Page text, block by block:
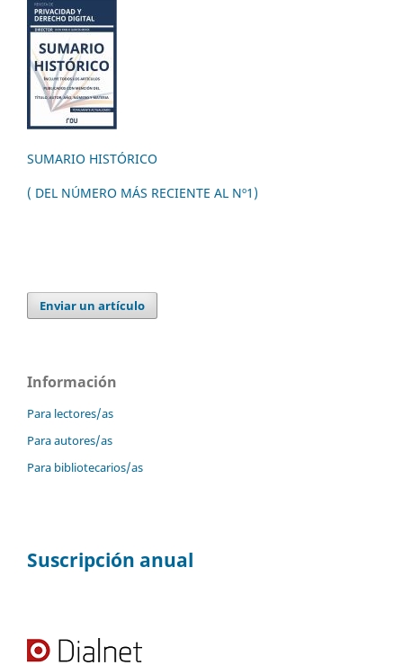
SUMARIO HISTÓRICO
( DEL NÚMERO MÁS RECIENTE AL Nº1)
Enviar un artículo
Información
Para lectores/as
Para autores/as
Para bibliotecarios/as
Suscripción anual